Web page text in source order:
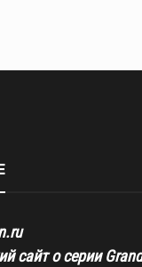
сайт о серии